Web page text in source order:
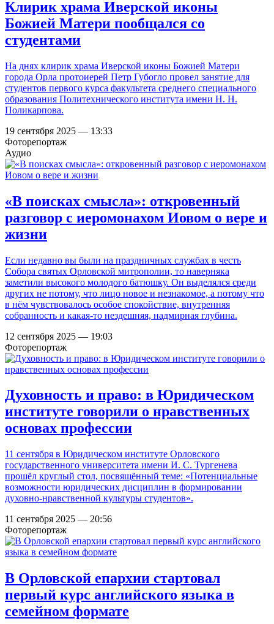
Клирик храма Иверской иконы
Божией Матери пообщался со
студентами
На днях клирик храма Иверской иконы Божией Матери
города Орла протоиерей Петр Губогло провел занятие для
студентов первого курса факультета среднего специального
образования Политехнического института имени Н. Н.
Поликарпова.
19 сентября 2025 — 13:33
Фоторепортаж
Аудио
«В поисках смысла»: откровенный
разговор с иеромонахом Иовом о вере и
жизни
Если недавно вы были на праздничных службах в честь
Собора святых Орловской митрополии, то наверняка
заметили высокого молодого батюшку. Он выделялся среди
других не потому, что лицо новое и незнакомое, а потому что
в нём чувствовалось особое спокойствие, внутренняя
собранность и какая-то нездешняя, надмирная глубина.
12 сентября 2025 — 19:03
Фоторепортаж
Духовность и право: в Юридическом
институте говорили о нравственных
основах профессии
11 сентября в Юридическом институте Орловского
государственного университета имени И. С. Тургенева
прошёл круглый стол, посвящённый теме: «Потенциальные
возможности юридических дисциплин в формировании
духовно-нравственной культуры студентов».
11 сентября 2025 — 20:56
Фоторепортаж
В Орловской епархии стартовал
первый курс английского языка в
семейном формате